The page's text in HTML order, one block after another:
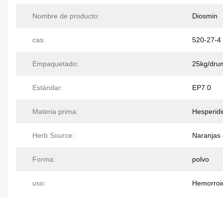
Nombre de producto: Diosmin
cas: 520-27-4
Empaquetado: 25kg/
Estándar: EP7.0
Materia prima:
Herb Source: Naranjas
Forma: polvo
uso: